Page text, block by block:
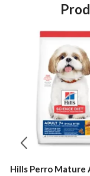
Hills Perro Mature